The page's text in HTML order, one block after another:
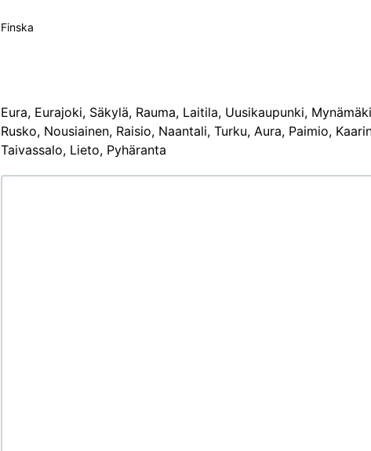
Finska
Eura, Eurajoki, Säkylä, Rauma, Laitila, Uusikaupunki,
Rusko, Nousiainen, Raisio, Naantali, Turku, Aura, Paimio,
Taivassalo, Lieto, Pyhäranta